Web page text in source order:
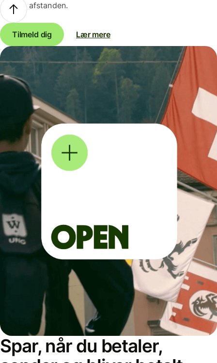
afstanden.
Tilmeld dig Lær mere
Spar, når du betaler,